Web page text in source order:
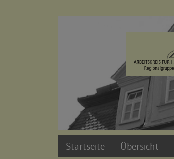
Startseite Übersicht